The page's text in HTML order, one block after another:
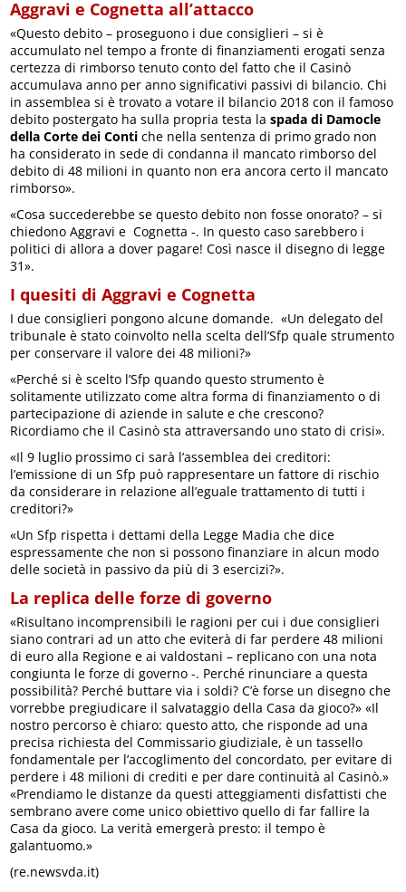
Aggravi e Cognetta all’attacco
«Questo debito – proseguono i due consiglieri – si è
accumulato nel tempo a fronte di finanziamenti erogati senza
certezza di rimborso tenuto conto del fatto che il Casinò
accumulava anno per anno significativi passivi di bilancio. Chi
in assemblea si è trovato a votare il bilancio 2018 con il famoso
debito postergato ha sulla propria testa laspada di Damocle
della Corte dei Conti che nella sentenza di primo grado non
ha considerato in sede di condanna il mancato rimborso del
debito di 48 milioni in quanto non era ancora certo il mancato
rimborso».
«Cosa succederebbe se questo debito non fosse onorato? – si
chiedono Aggravi e Cognetta -. In questo caso sarebbero i
politici di allora a dover pagare! Così nasce il disegno di legge
31».
I quesiti di Aggravi e Cognetta
I due consiglieri pongono alcune domande. «Un delegato del
tribunale è stato coinvolto nella scelta dell’Sfp quale strumento
per conservare il valore dei 48 milioni?»
«Perché si è scelto l’Sfp quando questo strumento è
solitamente utilizzato come altra forma di finanziamento o di
partecipazione di aziende in salute e che crescono?
Ricordiamo che il Casinò sta attraversando uno stato di crisi».
«Il 9 luglio prossimo ci sarà l’assemblea dei creditori:
l’emissione di un Sfp può rappresentare un fattore di rischio
da considerare in relazione all’eguale trattamento di tutti i
creditori?»
«Un Sfp rispetta i dettami della Legge Madia che dice
espressamente che non si possono finanziare in alcun modo
delle società in passivo da più di 3 esercizi?».
La replica delle forze di governo
«Risultano incomprensibili le ragioni per cui i due consiglieri
siano contrari ad un atto che eviterà di far perdere 48 milioni
di euro alla Regione e ai valdostani – replicano con una nota
congiunta le forze di governo -. Perché rinunciare a questa
possibilità? Perché buttare via i soldi? C’è forse un disegno che
vorrebbe pregiudicare il salvataggio della Casa da gioco?» «Il
nostro percorso è chiaro: questo atto, che risponde ad una
precisa richiesta del Commissario giudiziale, è un tassello
fondamentale per l’accoglimento del concordato, per evitare di
perdere i 48 milioni di crediti e per dare continuità al Casinò.»
«Prendiamo le distanze da questi atteggiamenti disfattisti che
sembrano avere come unico obiettivo quello di far fallire la
Casa da gioco. La verità emergerà presto: il tempo è
galantuomo.»
(re.newsvda.it)